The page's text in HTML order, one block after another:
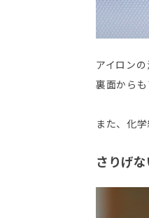
アイロン
裏面から
また、化
さりげ